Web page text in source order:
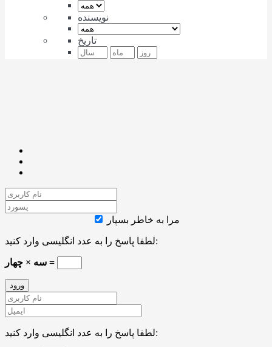
نویسنده
تاریخ
مرا به خاطر بسپار
لطفا پاسخ را به عدد انگلیسی وارد کنید:
سه × چهار =
لطفا پاسخ را به عدد انگلیسی وارد کنید: